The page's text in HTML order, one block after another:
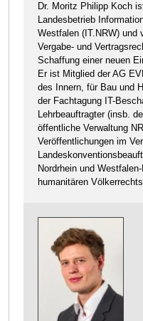
Dr. Moritz Philipp Koch
Landesbetrieb
Westfalen (IT.NRW) und
Vergabe- und
Schaffung einer neuen
Er ist Mitglied der AG
des Innern, für Bau und
der Fachtagung IT-
Lehrbeauftragter (insb.
öffentliche Verwaltung
Veröffentlichungen im
Nordrhein und
humanitären